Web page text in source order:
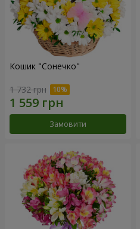
Кошик "Сонечко"
1 732 грн
Замовити